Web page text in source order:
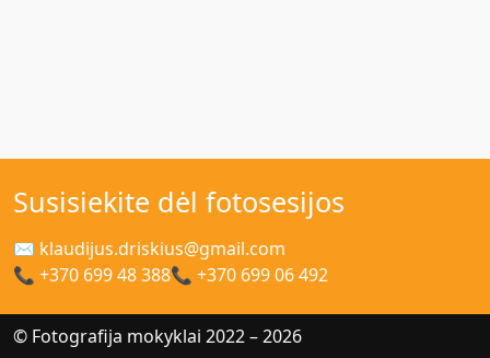
Susisiekite dėl fotosesijos
✉ klaudijus.driskius@gmail.com
📞 +370 699 48 388📞 +370 699 06 492
© Fotografija mokyklai 2022 – 2026